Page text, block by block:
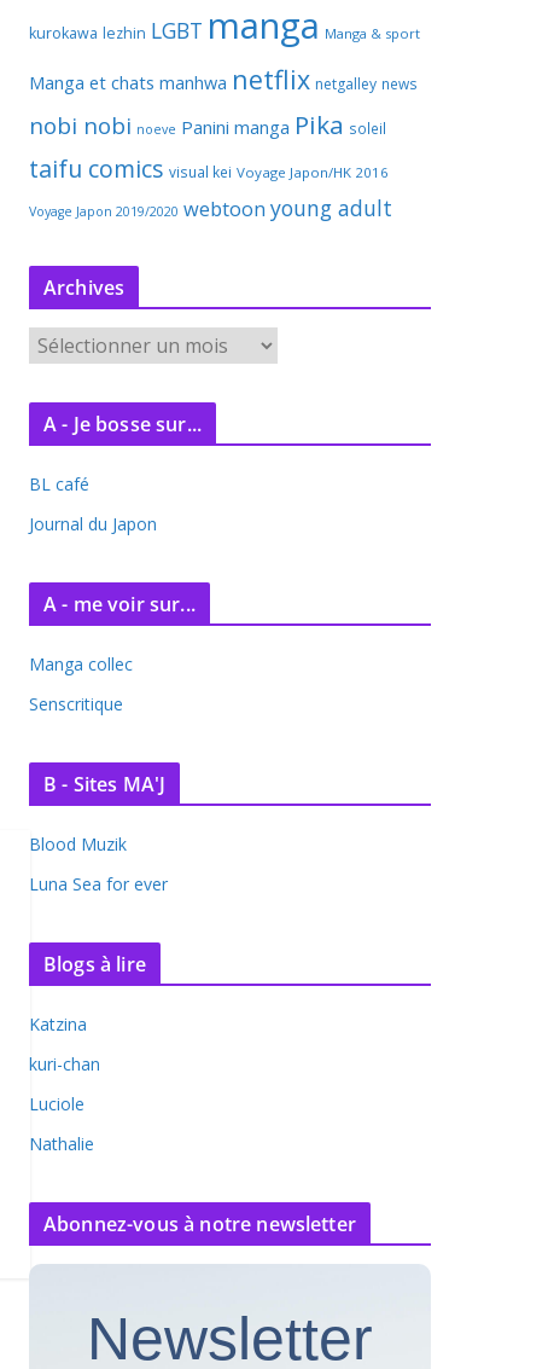
kurokawa lezhin LGBT manga Manga & sport
Manga et chats manhwa netflix netgalley news
nobi nobi noeve Panini manga Pika soleil
taifu comics visual kei Voyage Japon/HK 2016
Voyage Japon 2019/2020 webtoon young adult
Archives
r
c
v
e
A - Je bosse sur...
BL café
Journal du Japon
A - me voir sur...
Manga collec
Senscritique
B - Sites MA'J
Blood Muzik
Luna Sea for ever
Blogs à lire
Katzina
kuri-chan
Luciole
Nathalie
Abonnez-vous à notre newsletter
Newsletter